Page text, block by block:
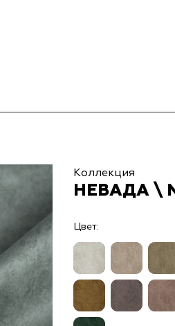
Коллекция
НЕВАДА \
Цвет: